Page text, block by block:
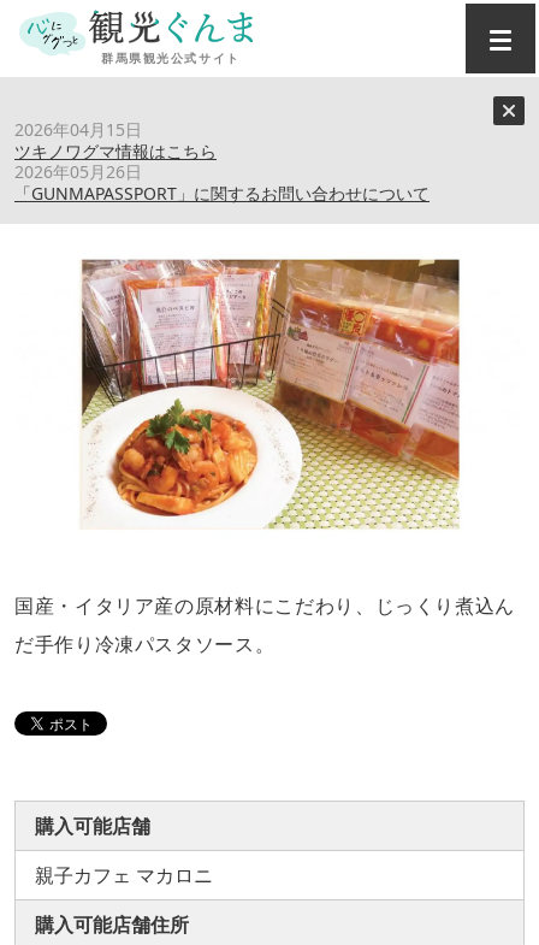
2026年04月15日
ツキノワグマ情報はこちら
2026年05月26日
「GUNMAPASSPORT」に関するお問い合わせについて
親子カフェ マカロニ
国産・イタリア産の原材料にこだわり、じっくり煮込ん
だ手作り冷凍パスタソース。
購入可能店舗
親子カフェ マカロニ
購入可能店舗住所